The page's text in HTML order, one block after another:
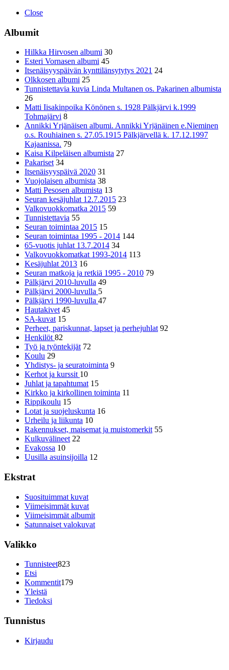
Close
Albumit
Hilkka Hirvosen albumi 30
Esteri Vornasen albumi 45
Itsenäisyyspäivän kynttilänsytytys 2021 24
Olkkosen albumi 25
Tunnistettavia kuvia Linda Multanen os. Pakarinen albumista
26
Matti Iisakinpoika Könönen s. 1928 Pälkjärvi k.1999
Tohmajärvi 8
Annikki Yrjänäisen albumi. Annikki Yrjänäinen e.Nieminen
o.s. Rouhiainen s. 27.05.1915 Pälkjärvellä k. 17.12.1997
Kajaanissa. 79
Kaisa Kilpeläisen albumista 27
Pakariset 34
Itsenäisyyspäivä 2020 31
Vuojolaisen albumista 38
Matti Pesosen albumista 13
Seuran kesäjuhlat 12.7.2015 23
Valkovuokkomatka 2015 59
Tunnistettavia 55
Seuran toimintaa 2015 15
Seuran toimintaa 1995 - 2014 144
65-vuotis juhlat 13.7.2014 34
Valkovuokkomatkat 1993-2014 113
Kesäjuhlat 2013 16
Seuran matkoja ja retkiä 1995 - 2010 79
Pälkjärvi 2010-luvulla 49
Pälkjärvi 2000-luvulla 5
Pälkjärvi 1990-luvulla 47
Hautakivet 45
SA-kuvat 15
Perheet, pariskunnat, lapset ja perhejuhlat 92
Henkilöt82
Työ ja työntekijät 72
Koulu 29
Yhdistys- ja seuratoiminta 9
Kerhot ja kurssit 10
Juhlat ja tapahtumat 15
Kirkko ja kirkollinen toiminta 11
Rippikoulu 15
Lotat ja suojeluskunta 16
Urheilu ja liikunta 10
Rakennukset, maisemat ja muistomerkit 55
Kulkuvälineet 22
Evakossa 10
Uusilla asuinsijoilla 12
Ekstrat
Suosituimmat kuvat
Viimeisimmät kuvat
Viimeisimmät albumit
Satunnaiset valokuvat
Valikko
Tunnisteet823
Etsi
Kommentit179
Yleistä
Tiedoksi
Tunnistus
Kirjaudu